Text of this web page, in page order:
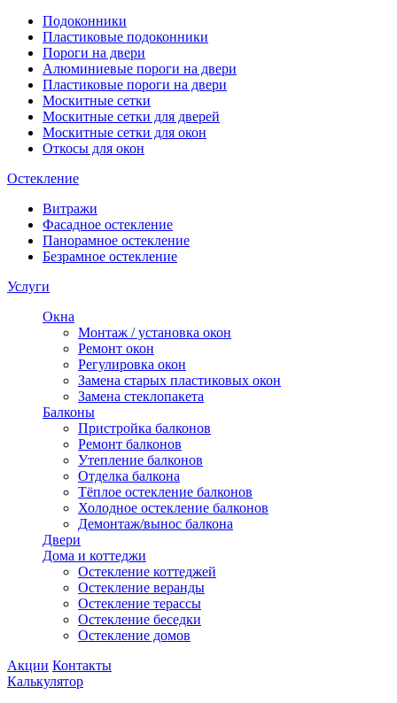
Подоконники
Пластиковые подоконники
Пороги на двери
Алюминиевые пороги на двери
Пластиковые пороги на двери
Москитные сетки
Москитные сетки для дверей
Москитные сетки для окон
Откосы для окон
Остекление
Витражи
Фасадное остекление
Панорамное остекление
Безрамное остекление
Услуги
Окна
Монтаж / установка окон
Ремонт окон
Регулировка окон
Замена старых пластиковых окон
Замена стеклопакета
Балконы
Пристройка балконов
Ремонт балконов
Утепление балконов
Отделка балкона
Тёплое остекление балконов
Холодное остекление балконов
Демонтаж/вынос балкона
Двери
Дома и коттеджи
Остекление коттеджей
Остекление веранды
Остекление терассы
Остекление беседки
Остекление домов
Акции Контакты
Калькулятор